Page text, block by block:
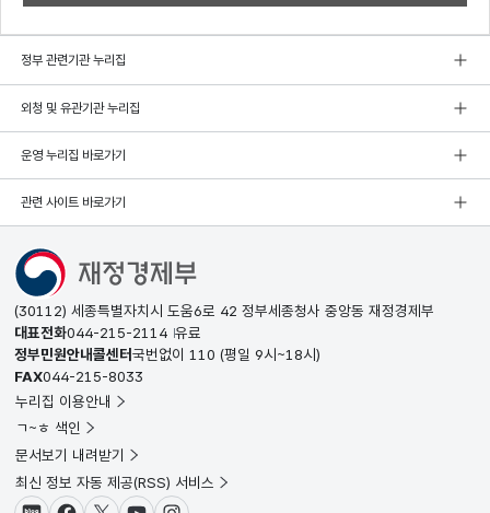
정부 관련기관 누리집
외청 및 유관기관 누리집
운영 누리집 바로가기
관련 사이트 바로가기
(30112) 세종특별자치시 도움6로 42 정부세종청사 중앙동 재정경제부
대표전화044-215-2114 유료
정부민원안내콜센터국번없이 110 (평일 9시~18시)
FAX044-215-8033
누리집 이용안내
ㄱ~ㅎ 색인
문서보기 내려받기
최신 정보 자동 제공(RSS) 서비스
블로그페이스북X(트위터)유튜브인스타그램